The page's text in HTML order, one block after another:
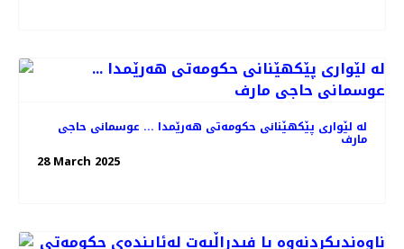
لە لێواری پێکهێنانی حکومەتی هەرێمدا ... عوسمانی حاجی
مارف
28 March 2025